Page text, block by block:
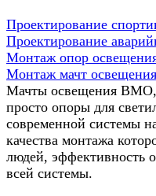
Проектирование
Проектирование
Монтаж опор
Монтаж мачт освещения
Мачты освещения
просто опоры для
современной системы
качества монтажа
людей, эффективность
всей системы.